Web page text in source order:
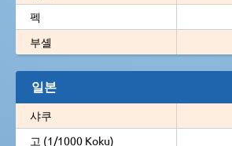
펙
부셸
일본
샤쿠
고 (1/1000 Koku)